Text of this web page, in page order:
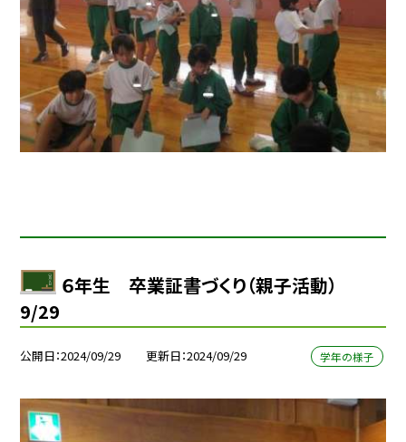
６年生 卒業証書づくり（親子活動）
9/29
公開日 2024/09/29 更新日 2024/09/29 学年の様子